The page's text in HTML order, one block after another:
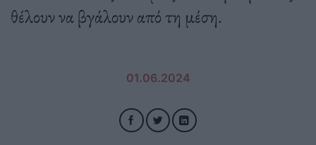
θέλουν να βγάλουν από τη μέση.
01.06.2024